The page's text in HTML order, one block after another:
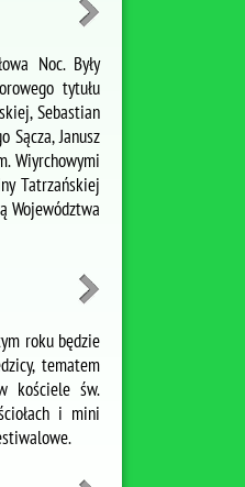
Noc. Były
tytułu
Sebastian
Sącza, Janusz
Wiyrchowymi
Tatrzańskiej
Województwa
roku będzie
tematem
kościele św.
i mini